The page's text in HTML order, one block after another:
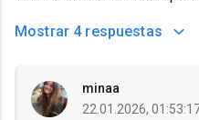
Mostrar 4 respuestas
minaa
22.01.2026,